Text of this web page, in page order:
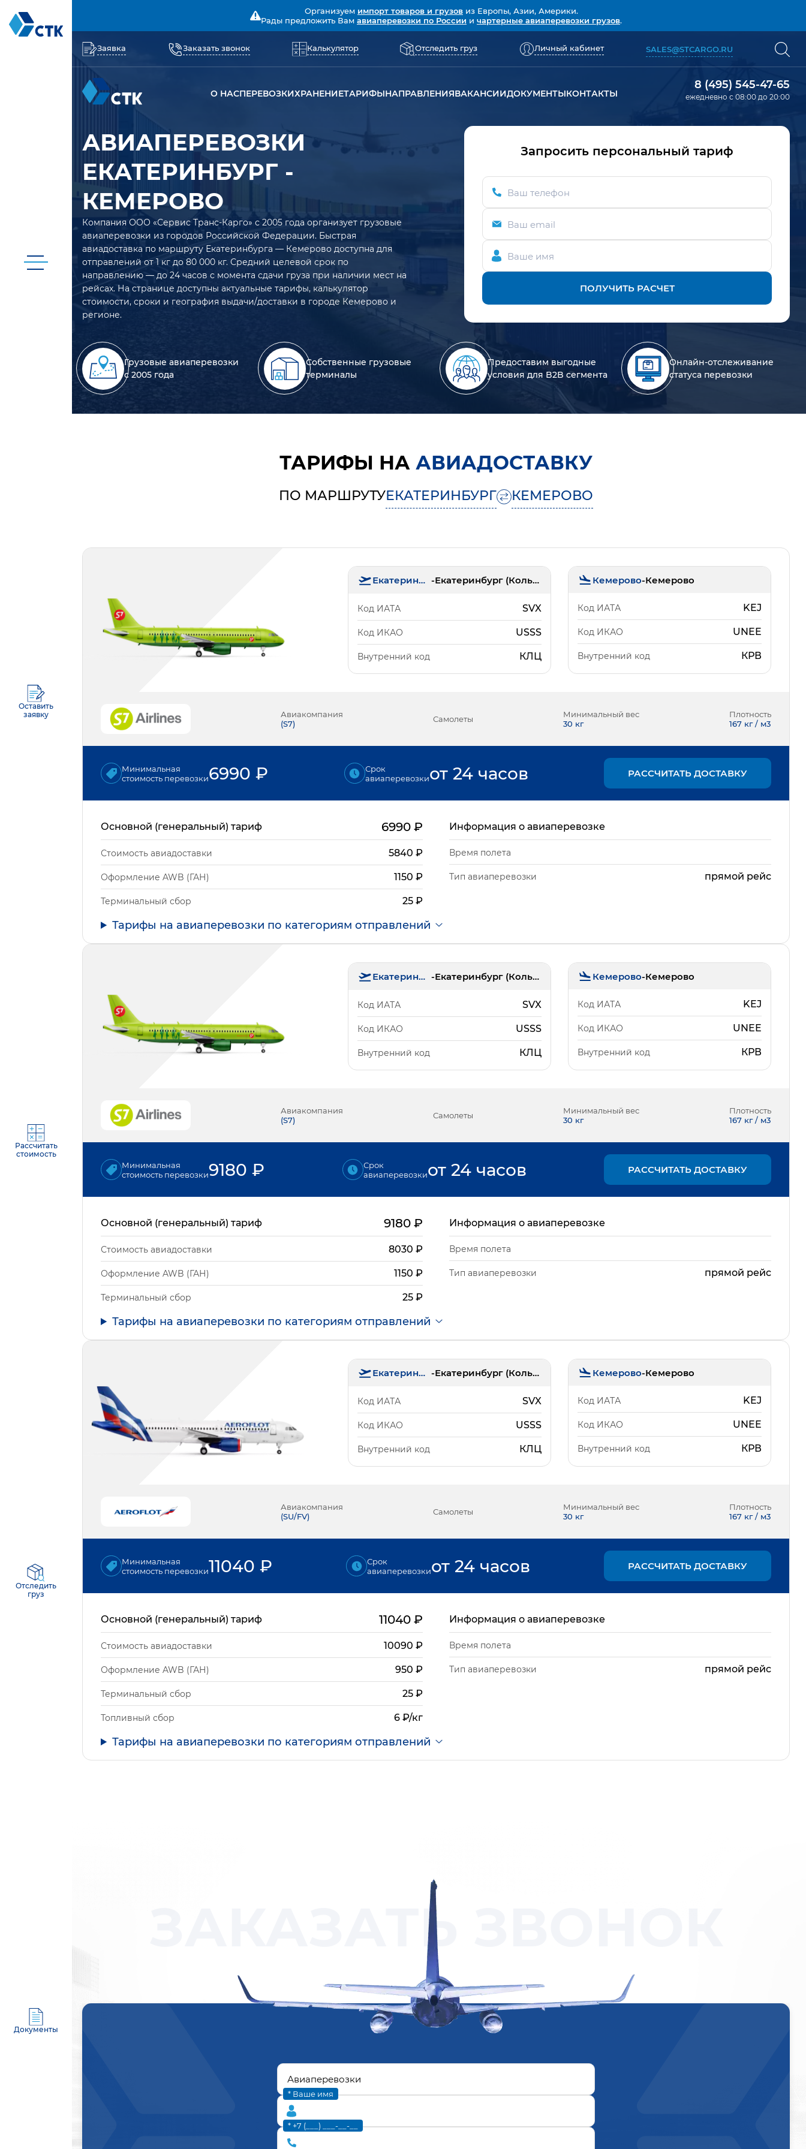
Оставить
заявку
Рассчитать
стоимость
Отследить
груз
Документы
Организуем импорт товаров и грузов из Европы, Азии, Америки.
Рады предложить Вам авиаперевозки по России и чартерные авиаперевозки грузов.
Заявка Заказать звонок Калькулятор Отследить груз Личный кабинет SALES@STCARGO.RU
О НАСПЕРЕВОЗКИХРАНЕНИЕТАРИФЫНАПРАВЛЕНИЯВАКАНСИИДОКУМЕНТЫКОНТАКТЫ
8 (495) 545-47-65
ежедневно с 08:00 до 20:00
АВИАПЕРЕВОЗКИ
ЕКАТЕРИНБУРГ -
КЕМЕРОВО
Компания ООО «Сервис Транс-Карго» с 2005 года организует грузовые
авиаперевозки из городов Российской Федерации. Быстрая
авиадоставка по маршруту Екатеринбурга — Кемерово доступна для
отправлений от 1 кг до 80 000 кг. Средний целевой срок по
направлению — до 24 часов с момента сдачи груза при наличии мест на
рейсах. На странице доступны актуальные тарифы, калькулятор
стоимости, сроки и география выдачи/доставки в городе Кемерово и
регионе.
Запросить персональный тариф
Ваш телефон
Ваш email
Ваше имя
ПОЛУЧИТЬ РАСЧЕТ
Грузовые авиаперевозки
с 2005 года
Собственные грузовые
терминалы
Предоставим выгодные
условия для B2B сегмента
Онлайн-отслеживание
статуса перевозки
ТАРИФЫ НА АВИАДОСТАВКУ
ПО МАРШРУТУЕКАТЕРИНБУРГ КЕМЕРОВО
Екатеринбург - Екатеринбург (Кольцово)
Код ИАТА SVX
Код ИКАО USSS
Внутренний код КЛЦ
Кемерово-Кемерово
Код ИАТА KEJ
Код ИКАО UNEE
Внутренний код КРВ
Авиакомпания
(S7) Самолеты
Минимальный вес
30 кг
Плотность
167 кг / м3
Минимальная
стоимость перевозки6990 ₽
Срок
авиаперевозкиот 24 часов РАССЧИТАТЬ ДОСТАВКУ
Основной (генеральный) тариф 6990₽
Стоимость авиадоставки 5840 ₽
Оформление AWB (ГАН) 1150 ₽
Терминальный сбор 25₽
Информация о авиаперевозке
Время полета
Тип авиаперевозки прямой рейс
Тарифы на авиаперевозки по категориям отправлений
Екатеринбург - Екатеринбург (Кольцово)
Код ИАТА SVX
Код ИКАО USSS
Внутренний код КЛЦ
Кемерово-Кемерово
Код ИАТА KEJ
Код ИКАО UNEE
Внутренний код КРВ
Авиакомпания
(S7) Самолеты
Минимальный вес
30 кг
Плотность
167 кг / м3
Минимальная
стоимость перевозки9180 ₽
Срок
авиаперевозкиот 24 часов РАССЧИТАТЬ ДОСТАВКУ
Основной (генеральный) тариф 9180₽
Стоимость авиадоставки 8030 ₽
Оформление AWB (ГАН) 1150 ₽
Терминальный сбор 25₽
Информация о авиаперевозке
Время полета
Тип авиаперевозки прямой рейс
Тарифы на авиаперевозки по категориям отправлений
Екатеринбург - Екатеринбург (Кольцово)
Код ИАТА SVX
Код ИКАО USSS
Внутренний код КЛЦ
Кемерово-Кемерово
Код ИАТА KEJ
Код ИКАО UNEE
Внутренний код КРВ
Авиакомпания
(SU/FV) Самолеты
Минимальный вес
30 кг
Плотность
167 кг / м3
Минимальная
стоимость перевозки11040 ₽
Срок
авиаперевозкиот 24 часов РАССЧИТАТЬ ДОСТАВКУ
Основной (генеральный) тариф 11040₽
Стоимость авиадоставки 10090 ₽
Оформление AWB (ГАН) 950 ₽
Терминальный сбор 25₽
Топливный сбор 6 ₽/кг
Информация о авиаперевозке
Время полета
Тип авиаперевозки прямой рейс
Тарифы на авиаперевозки по категориям отправлений
ЗАКАЗАТЬ ЗВОНОК
* Ваше имя
* +7 (___) ___-__-__